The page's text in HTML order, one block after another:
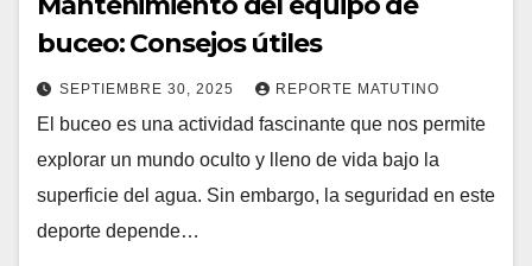
buceo: Consejos útiles
SEPTIEMBRE 30, 2025 REPORTE MATUTINO
El buceo es una actividad fascinante que nos permite
explorar un mundo oculto y lleno de vida bajo la
superficie del agua. Sin embargo, la seguridad en este
deporte depende…